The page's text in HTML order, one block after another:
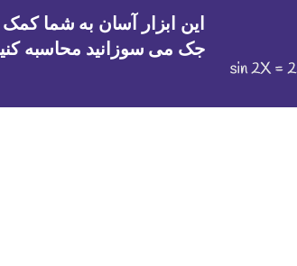
این ابزار آسان به شما
جک می سوزانید محاسبه